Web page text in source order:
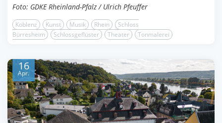
Foto: GDKE Rheinland-Pfalz / Ulrich Pfeuffer
Koblenz Kunst Musik Rhein
Schloss
Bürresheim
Schlossgeflüster Theater Tonmalerei
16
Apr.